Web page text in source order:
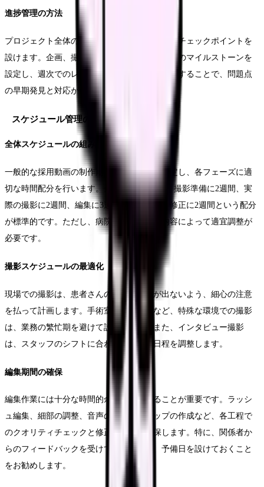
進捗管理の方法
プロジェクト全体の進捗を可視化し、定期的なチェックポイントを
設けます。企画、撮影、編集など各フェーズでのマイルストーンを
設定し、週次でのレビューミーティングを実施することで、問題点
の早期発見と対応が可能になります。
スケジュール管理の実際
全体スケジュールの組み立て
一般的な採用動画の制作期間は2〜3ヶ月を想定し、各フェーズに適
切な時間配分を行います。企画立案に3週間、撮影準備に2週間、実
際の撮影に2週間、編集に3週間、レビューと修正に2週間という配分
が標準的です。ただし、病院の規模や撮影内容によって適宜調整が
必要です。
撮影スケジュールの最適化
現場での撮影は、患者さんの診療に影響が出ないよう、細心の注意
を払って計画します。手術室や救急外来など、特殊な環境での撮影
は、業務の繁忙期を避けて設定します。また、インタビュー撮影
は、スタッフのシフトに合わせて柔軟に日程を調整します。
編集期間の確保
編集作業には十分な時間的余裕を持たせることが重要です。ラッシ
ュ編集、細部の調整、音声の挿入、テロップの作成など、各工程で
のクオリティチェックと修正の時間を確保します。特に、関係者か
らのフィードバックを受けての修正には、予備日を設けておくこと
をお勧めします。